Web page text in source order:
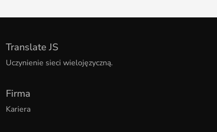
Translate JS
Uczynienie sieci wielojęzyczną.
Firma
Kariera